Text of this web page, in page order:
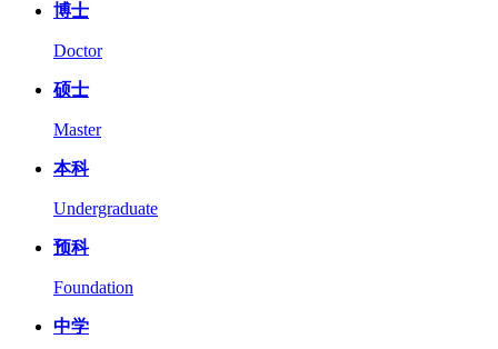
博士
Doctor
硕士
Master
本科
Undergraduate
预科
Foundation
中学